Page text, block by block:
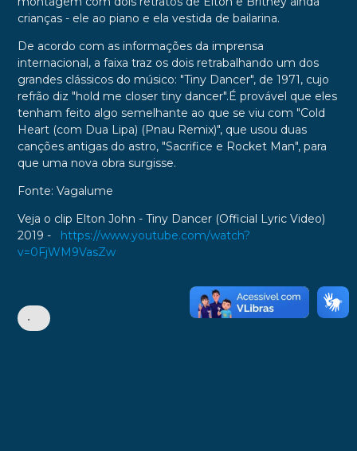
crianças - ele ao piano e ela vestida de bailarina.
De acordo com as informações da imprensa
internacional, a faixa traz os dois retrabalhando um dos
grandes clássicos do músico: "Tiny Dancer", de 1971, cujo
refrão diz "hold me closer tiny dancer".É provável que eles
tenham feito algo semelhante ao que se viu com "Cold
Heart (com Dua Lipa) (Pnau Remix)", que usou duas
canções antigas do astro, "Sacrifice e Rocket Man", para
que uma nova obra surgisse.
Fonte: Vagalume
Veja o clip Elton John - Tiny Dancer (Official Lyric Video)
2019 - https://www.youtube.com/watch?
v=0FjWM9VasZw
•